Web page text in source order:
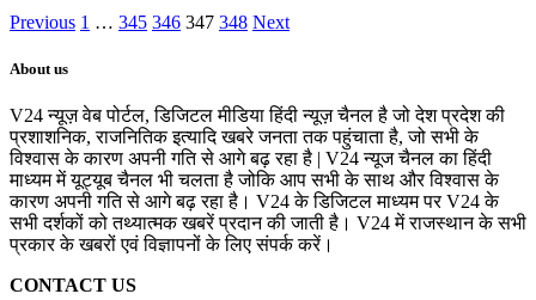
Previous 1 … 345 346 347 348 Next
About us
V24 न्यूज़ वेब पोर्टल, डिजिटल मीडिया हिंदी न्यूज़ चैनल है जो देश प्रदेश की
प्रशाशनिक, राजनितिक इत्यादि खबरे जनता तक पहुंचाता है, जो सभी के
विश्वास के कारण अपनी गति से आगे बढ़ रहा है | V24 न्यूज चैनल का हिंदी
माध्यम में यूट्यूब चैनल भी चलता है जोकि आप सभी के साथ और विश्वास के
कारण अपनी गति से आगे बढ़ रहा है। V24 के डिजिटल माध्यम पर V24 के
सभी दर्शकों को तथ्यात्मक खबरें प्रदान की जाती है। V24 में राजस्थान के सभी
प्रकार के खबरों एवं विज्ञापनों के लिए संपर्क करें।
CONTACT US